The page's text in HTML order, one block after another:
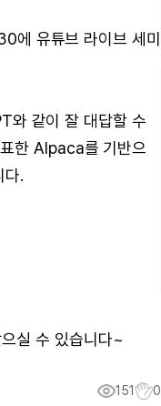
에 유튜브 라이브 세미
와 같이 잘 대답할 수
한 Alpaca를 기반으
다.
실 수 있습니다~
151 0